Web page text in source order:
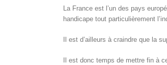
La France est l’un des pays
handicape tout particulièrement
Il est d’ailleurs à craindre que la
Il est donc temps de mettre fin à